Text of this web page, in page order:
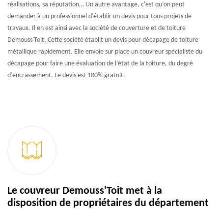
réalisations, sa réputation… Un autre avantage, c'est qu’on peut
demander à un professionnel d’établir un devis pour tous projets de
travaux. Il en est ainsi avec la société de couverture et de toiture
Demouss'Toit. Cette société établit un devis pour décapage de toiture
métallique rapidement. Elle envoie sur place un couvreur spécialiste du
décapage pour faire une évaluation de l’état de la toiture, du degré
d’encrassement. Le devis est 100% gratuit.
Le couvreur Demouss'Toit met à la
disposition de propriétaires du département